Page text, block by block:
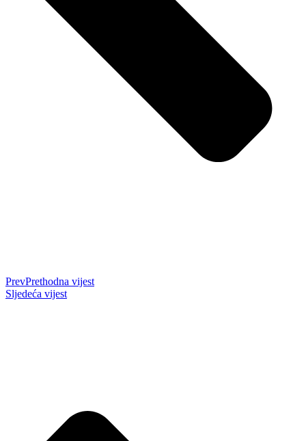
PrevPrethodna vijest
Sljedeća vijest